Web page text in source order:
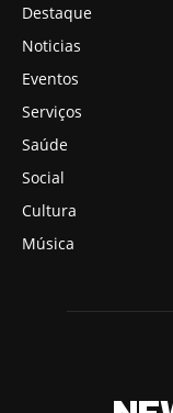
Destaque
Noticias
Eventos
Serviços
Saúde
Social
Cultura
Música